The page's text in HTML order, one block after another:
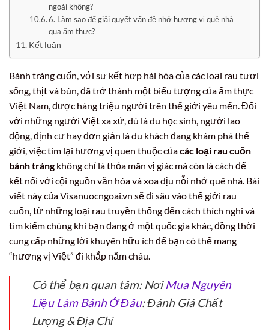
ngoài không?
6. Làm sao để giải quyết vấn đề nhớ hương vị quê nhà
qua ẩm thực?
Kết luận
Bánh tráng cuốn, với sự kết hợp hài hòa của các loại rau tươi
sống, thịt và bún, đã trở thành một biểu tượng của ẩm thực
Việt Nam, được hàng triệu người trên thế giới yêu mến. Đối
với những người Việt xa xứ, dù là du học sinh, người lao
động, định cư hay đơn giản là du khách đang khám phá thế
giới, việc tìm lại hương vị quen thuộc củacác loại rau cuốn
bánh trángkhông chỉ là thỏa mãn vị giác mà còn là cách để
kết nối với cội nguồn văn hóa và xoa dịu nỗi nhớ quê nhà. Bài
viết này của Visanuocngoai.vn sẽ đi sâu vào thế giới rau
cuốn, từ những loại rau truyền thống đến cách thích nghi và
tìm kiếm chúng khi bạn đang ở một quốc gia khác, đồng thời
cung cấp những lời khuyên hữu ích để bạn có thể mang
“hương vị Việt” đi khắp năm châu.
Có thể bạn quan tâm: NơiMua Nguyên
Liệu Làm Bánh Ở Đâu: Đánh Giá Chất
Lượng & Địa Chỉ